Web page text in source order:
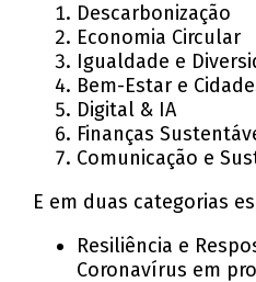
Descarbonização
Economia Circular
Igualdade e
Bem-Estar e
Digital & IA
Finanças
Comunicação e
E em duas categorias
Resiliência e
Coronavírus em